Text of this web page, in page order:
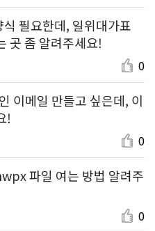
필요한데, 일위대가표
곳 좀 알려주세요!
0
이메일 만들고 싶은데, 이
!
0
파일 여는 방법 알려주
0